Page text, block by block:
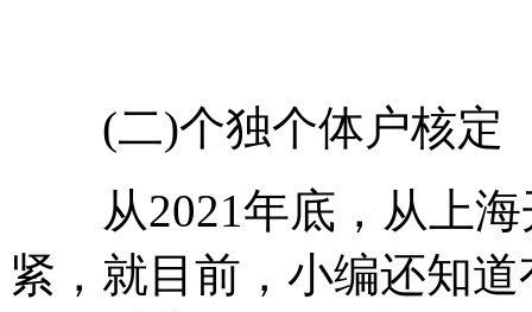
(二)个独个体户核定
从2021年底，从上海
紧，就目前，小编还知